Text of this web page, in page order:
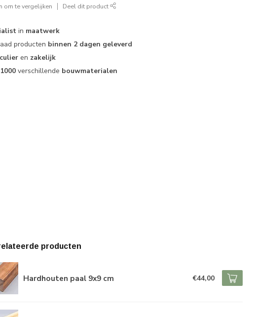
om te vergelijken Deel dit product
in maatwerk
producten binnen 2 dagen geleverd
en zakelijk
1000 verschillende bouwmaterialen
producten
Hardhouten paal 9x9 cm €44,00